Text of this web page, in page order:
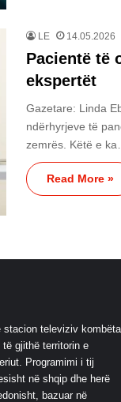
LE 14.05.2026
Pacientë të
ekspertët
Gazetare: Linda
ndërhyrjeve të
zemrës. Këtë e ka…
Read More »
stacion televiziv
gjithë territorin e
Programimi i tij
në shqip dhe herë
bazuar në